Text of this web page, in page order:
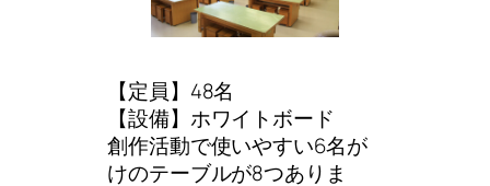
【定員】48名
【設備】ホワイトボード
創作活動で使いやすい6名が
けのテーブルが8つありま